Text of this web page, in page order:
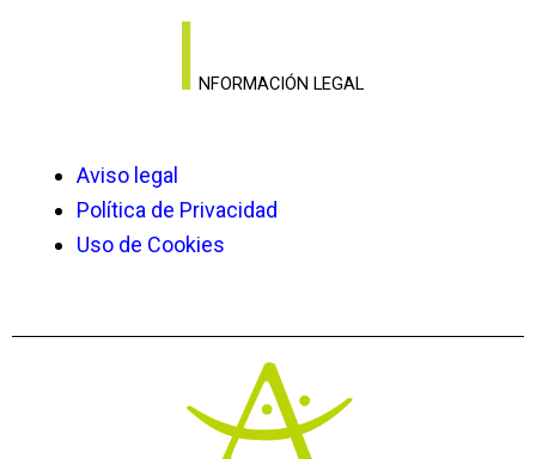
I NFORMACIÓN LEGAL
Aviso legal
Política de Privacidad
Uso de Cookies